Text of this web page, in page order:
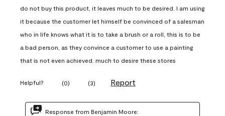
do not buy this product, it leaves much to be desired. I am using
it because the customer let himself be convinced of a salesman
who in life knows what it is to take a brush or a roll, this is to be
a bad person, as they convince a customer to use a painting
that is not even achieved. much to desire these stores
Helpful? (0) (3) Report
Response from Benjamin Moore: